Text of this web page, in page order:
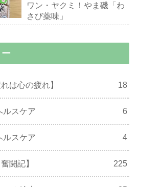
ワン・ヤクミ！やま磯「わ
さび薬味」
れは心の疲れ】 18
ルスケア 6
ルスケア 4
闘記】 225